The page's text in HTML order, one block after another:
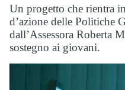
Un progetto che rientra
d’azione delle Politiche
dall’Assessora Roberta
sostegno ai giovani.